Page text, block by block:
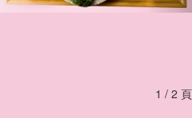
1 / 2 頁